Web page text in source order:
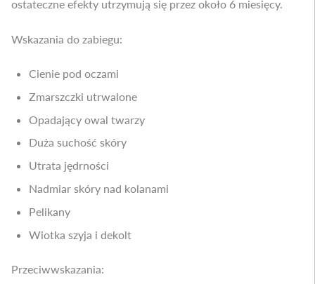
ostateczne efekty utrzymują się przez około 6 miesięcy.
Wskazania do zabiegu:
Cienie pod oczami
Zmarszczki utrwalone
Opadający owal twarzy
Duża suchość skóry
Utrata jędrności
Nadmiar skóry nad kolanami
Pelikany
Wiotka szyja i dekolt
Przeciwwskazania: